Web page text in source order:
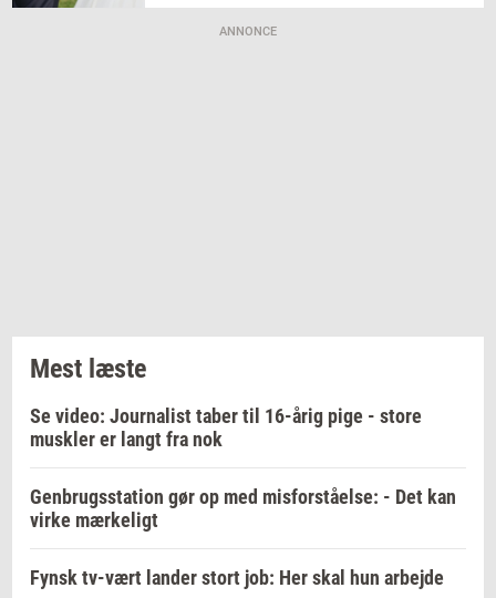
ANNONCE
Mest læste
Se video: Journalist taber til 16-årig pige - store
muskler er langt fra nok
Genbrugsstation gør op med misforståelse: - Det kan
virke mærkeligt
Fynsk tv-vært lander stort job: Her skal hun arbejde